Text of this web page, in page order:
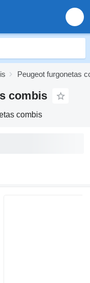
Peugeot furgonetas
combis
combis